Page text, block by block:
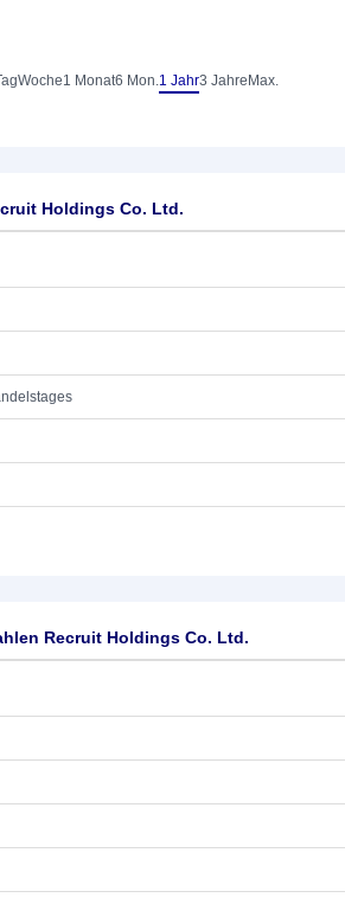
Woche1 Monat6 Mon.1 Jahr3 Jahre Max.
Holdings Co. Ltd.
Recruit Holdings Co. Ltd.